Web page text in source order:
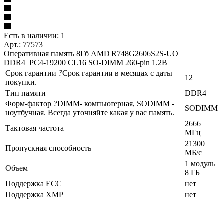
Есть в наличии: 1
Арт.: 77573
Оперативная память 8Гб AMD R748G2606S2S-UO
DDR4 PC4-19200 CL16 SO-DIMM 260-pin 1.2В
Срок гарантии ?Срок гарантии в месяцах с даты
покупки.
12
Тип памяти
DDR4
Форм-фактор ?DIMM- компьютерная, SODIMM -
ноутбучная. Всегда уточняйте какая у вас память.
SODIMM
Тактовая частота
2666
МГц
Пропускная способность
21300
МБ/с
Объем
1 модуль
8 ГБ
Поддержка ECC
нет
Поддержка XMP
нет